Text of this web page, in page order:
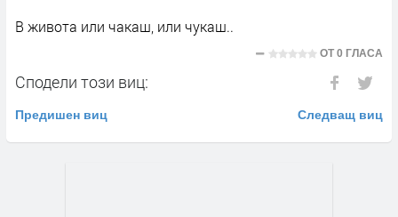
В живота или чакаш, или чукаш..
ОТ0 ГЛАСА
Сподели този виц:
Предишен виц Следващ виц